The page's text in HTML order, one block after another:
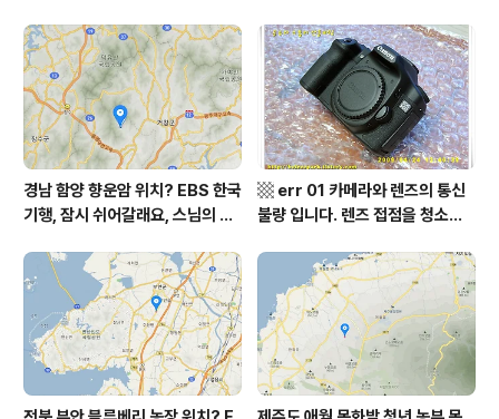
부 화천군 비수구미 낙타민박 어
디? / 강원도 화천군 가볼 만한 곳
비수구미 마을, 파로호
역, 평가원 2019년 고3 9월 영어
영역 외국어영역 전문 해석, Engli
sh to Korean translation
경남 함양 향운암 위치? EBS 한국
기행, 잠시 쉬어갈래요, 스님의 어
상남도 함양군 가볼 만한 곳, 용추
계곡 향운암 명천스님, 덕유산 황
석산 거망산 기백산
▩ err 01 카메라와 렌즈의 통신
불량 입니다. 렌즈 접점을 청소하